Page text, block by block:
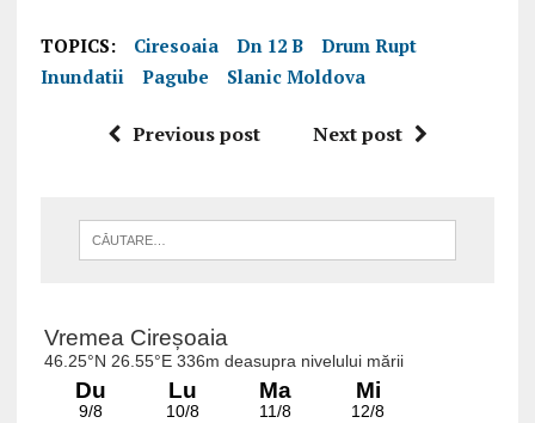
TOPICS: Ciresoaia Dn 12 B
Drum Rupt
Inundatii
Pagube Slanic Moldova
Previous post Next post